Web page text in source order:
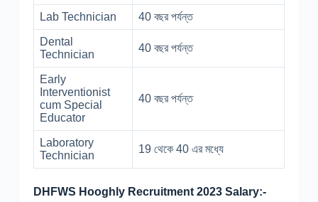
Lab Technician 40 বছর পর্যন্ত
Dental
Technician
40 বছর পর্যন্ত
Early
Interventionist
cum Special
Educator
40 বছর পর্যন্ত
Laboratory
Technician
19 থেকে 40 এর মধ্যে
DHFWS Hooghly Recruitment 2023 Salary:-